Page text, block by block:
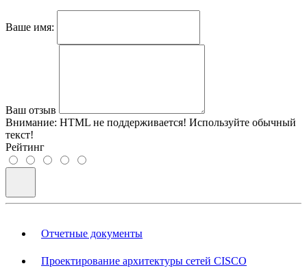
Ваше имя:
Ваш отзыв
Внимание: HTML не поддерживается! Используйте обычный
текст!
Рейтинг
Отчетные документы
Проектирование архитектуры сетей CISCO